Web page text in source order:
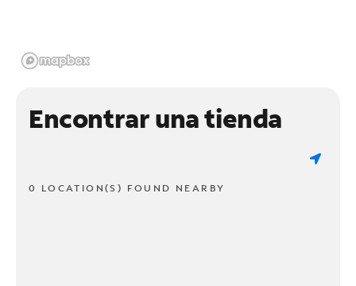
Encontrar una tienda
0 LOCATION(S) FOUND NEARBY